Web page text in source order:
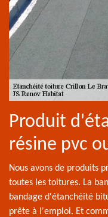
Produit
résine pvc
Nous avons de produits
toutes les toitures. La
bandage d'étanchéité
prête à l'emploi. Et